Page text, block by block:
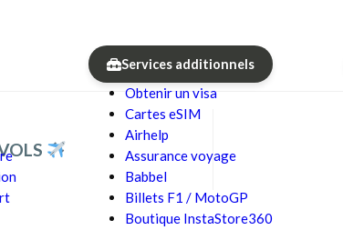
Services additionnels
Obtenir un visa
Cartes eSIM
Airhelp
Assurance voyage
Babbel
Billets F1 / MotoGP
Boutique InstaStore360